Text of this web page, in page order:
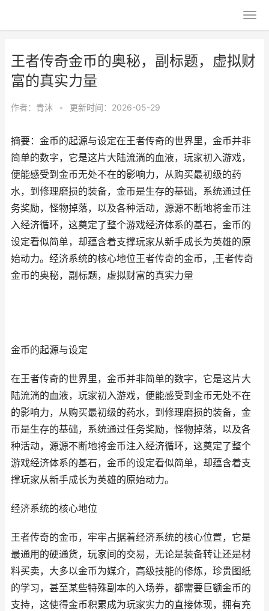
王者传奇金币的奥秘，副标题，虚拟财
富的真实力量
作者： 青沐 • 更新时间：2026-05-29
摘要：金币的起源与设定在王者传奇的世界里，金币并非
简单的数字，它是这片大陆流淌的血液，玩家初入游戏，
便能感受到金币无处不在的影响力，从购买最初级的药
水，到修理磨损的装备，金币是生存的基础，系统通过任
务奖励，怪物掉落，以及各种活动，源源不断地将金币注
入经济循环，这奠定了整个游戏经济体系的基石，金币的
设定看似简单，却蕴含着支撑玩家从新手成长为英雄的原
始动力。经济系统的核心地位王者传奇的金币，,王者传奇
金币的奥秘，副标题，虚拟财富的真实力量
金币的起源与设定
在王者传奇的世界里，金币并非简单的数字，它是这片大
陆流淌的血液，玩家初入游戏，便能感受到金币无处不在
的影响力，从购买最初级的药水，到修理磨损的装备，金
币是生存的基础，系统通过任务奖励，怪物掉落，以及各
种活动，源源不断地将金币注入经济循环，这奠定了整个
游戏经济体系的基石，金币的设定看似简单，却蕴含着支
撑玩家从新手成长为英雄的原始动力。
经济系统的核心地位
王者传奇的金币，牢牢占据着经济系统的核心位置，它是
最通用的硬通货，玩家间的交易，无论是装备转让还是材
料买卖，大多以金币为媒介，高级技能的修炼，珍贵图纸
的学习，甚至某些特殊副本的入场券，都需要巨额金币的
支持，这使得金币积累成为玩家实力的直接体现，拥有充